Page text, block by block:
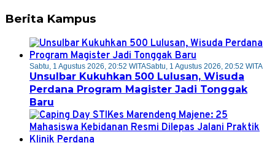
Berita Kampus
Sabtu, 1 Agustus 2026, 20:52 WITASabtu, 1 Agustus 2026, 20:52 WITA
Unsulbar Kukuhkan 500 Lulusan, Wisuda
Perdana Program Magister Jadi Tonggak
Baru